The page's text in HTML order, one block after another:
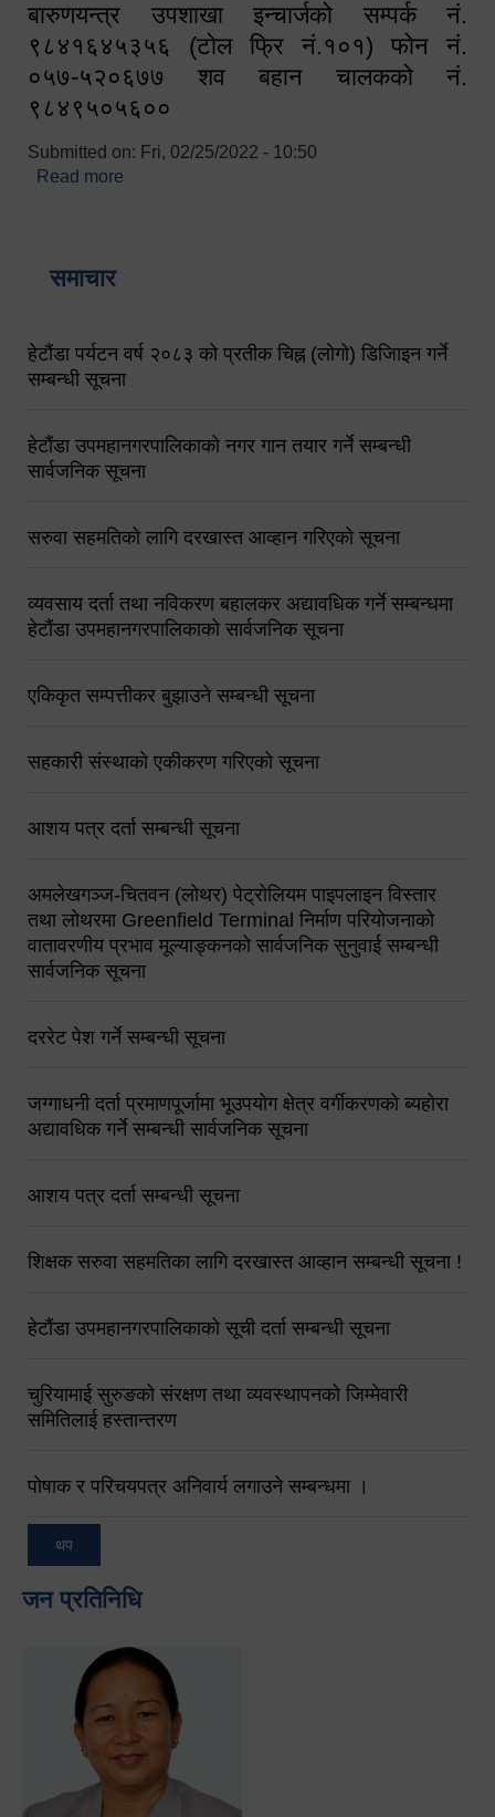
बारुणयन्त्र उपशाखा इन्चार्जको सम्पर्क नं.
९८४१६४५३५६ (टोल फ्रि नं.१०१) फोन नं.
०५७-५२०६७७ शव बहान चालकको नं.
९८४९५०५६००
Submitted on: Fri, 02/25/2022 - 10:50
Read more
समाचार
हेटौंडा पर्यटन वर्ष २०८३ को प्रतीक चिह्न (लोगो) डिजिाइन गर्ने
सम्बन्धी सूचना
हेटौंडा उपमहानगरपालिकाको नगर गान तयार गर्ने सम्बन्धी
सार्वजनिक सूचना
सरुवा सहमतिको लागि दरखास्त आव्हान गरिएको सूचना
व्यवसाय दर्ता तथा नविकरण बहालकर अद्यावधिक गर्ने सम्बन्धमा
हेटौंडा उपमहानगरपालिकाको सार्वजनिक सूचना
एकिकृत सम्पत्तीकर बुझाउने सम्बन्धी सूचना
सहकारी संस्थाको एकीकरण गरिएको सूचना
आशय पत्र दर्ता सम्बन्धी सूचना
अमलेखगञ्ज-चितवन (लोथर) पेट्रोलियम पाइपलाइन विस्तार
तथा लोथरमा Greenfield Terminal निर्माण परियोजनाको
वातावरणीय प्रभाव मूल्याङ्कनको सार्वजनिक सुनुवाई सम्बन्धी
सार्वजनिक सूचना
दररेट पेश गर्ने सम्बन्धी सूचना
जग्गाधनी दर्ता प्रमाणपूर्जामा भूउपयोग क्षेत्र वर्गीकरणको ब्यहोरा
अद्यावधिक गर्ने सम्बन्धी सार्वजनिक सूचना
आशय पत्र दर्ता सम्बन्धी सूचना
शिक्षक सरुवा सहमतिका लागि दरखास्त आव्हान सम्बन्धी सूचना !
हेटौंडा उपमहानगरपालिकाको सूची दर्ता सम्बन्धी सूचना
चुरियामाई सुरुङको संरक्षण तथा व्यवस्थापनको जिम्मेवारी
समितिलाई हस्तान्तरण
पोषाक र परिचयपत्र अनिवार्य लगाउने सम्बन्धमा ।
थप
जन प्रतिनिधि